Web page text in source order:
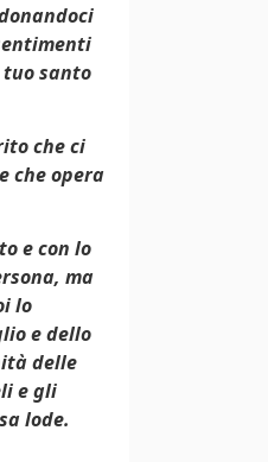
santo
che ci
che opera
e con lo
ma
lo
e dello
delle
e gli
lode.